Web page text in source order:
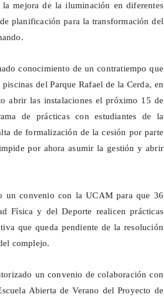
mejora de la iluminación en diferentes
planificación para la transformación del
conocimiento de un contratiempo que
del Parque Rafael de la Cerda, en
abrir las instalaciones el próximo 15 de
de prácticas con estudiantes de la
de formalización de la cesión por parte
por ahora asumir la gestión y abrir
un convenio con la UCAM para que 36
Física y del Deporte realicen prácticas
que queda pendiente de la resolución
complejo.
un convenio de colaboración con
Abierta de Verano del Proyecto de